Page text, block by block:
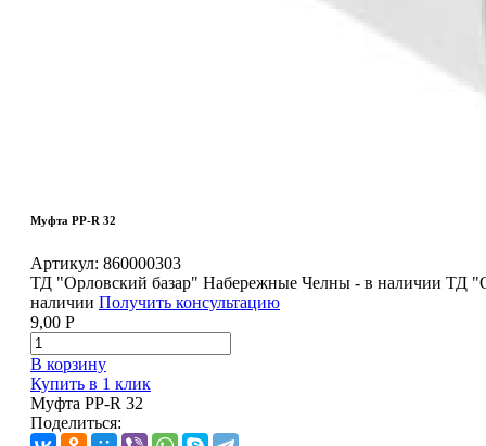
Муфта PP-R 32
Артикул: 860000303
ТД "Орловский базар" Набережные Челны - в наличии ТД
наличии Получить консультацию
9,00 Р
В корзину
Купить в 1 клик
Муфта PP-R 32
Поделиться: